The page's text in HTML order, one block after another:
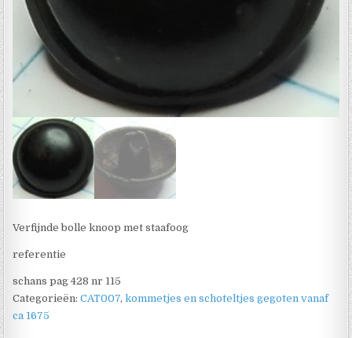
Verfijnde bolle knoop met staafoog
referentie
schans pag 428 nr 115
Categorieën:CAT007,kommetjes en schoteltjes gegoten vanaf
ca 1675